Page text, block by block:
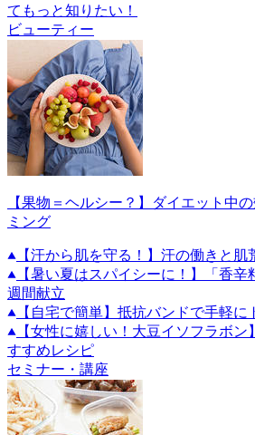
てもっと知りたい！
ビューティー
【果物＝ヘルシー？】ダイエット中
ミング
【汗から肌を守る！】汗の働きと肌
【暑い夏はスパイシーに！】「香辛
週間献立
【自宅で簡単】抵抗バンドで手軽に
【女性に嬉しい！大豆イソフラボ
すすめレシピ
セミナー・講座